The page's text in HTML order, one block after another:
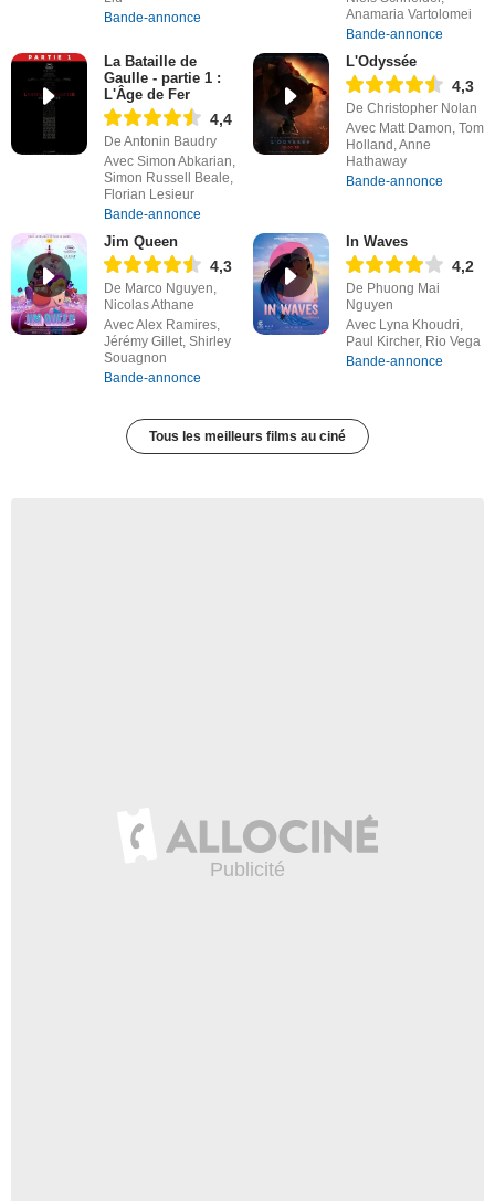
Bande-annonce
Anamaria Vartolomei
Bande-annonce
La Bataille de
Gaulle - partie 1 :
L'Âge de Fer
4,4
De Antonin Baudry
Avec Simon Abkarian,
Simon Russell Beale,
Florian Lesieur
Bande-annonce
L'Odyssée
4,3
De Christopher Nolan
Avec Matt Damon, Tom
Holland, Anne
Hathaway
Bande-annonce
Jim Queen
4,3
De Marco Nguyen,
Nicolas Athane
Avec Alex Ramires,
Jérémy Gillet, Shirley
Souagnon
Bande-annonce
In Waves
4,2
De Phuong Mai
Nguyen
Avec Lyna Khoudri,
Paul Kircher, Rio Vega
Bande-annonce
Tous les meilleurs films au ciné